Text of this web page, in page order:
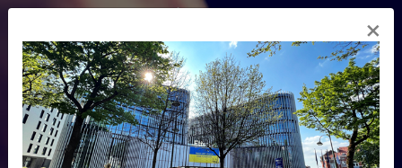
Aller
contenu
principal
FR
×